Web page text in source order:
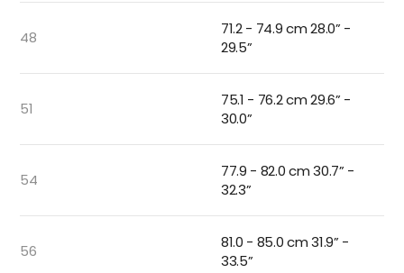
48
71.2 - 74.9 cm 28.0” -
29.5”
51
75.1 - 76.2 cm 29.6” -
30.0”
54
77.9 - 82.0 cm 30.7” -
32.3”
56
81.0 - 85.0 cm 31.9” -
33.5”